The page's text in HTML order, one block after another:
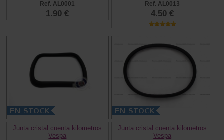
Ref. AL0001
1.90 €
Ref. AL0013
4.50 €
Junta cristal cuenta kilometros
Vespa
Junta cristal cuenta kilometros
Vespa